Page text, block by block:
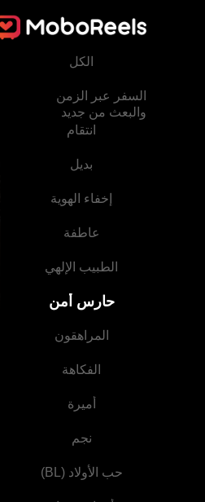
الكل
السفر عبر الزمن
والبعث من جديد
انتقام
بديل
إخفاء الهوية
عاطفة
الطبيب الإلهي
حارس أمن
المراهقون
الفكاهة
أميرة
نجم
حب الأولاد (BL)